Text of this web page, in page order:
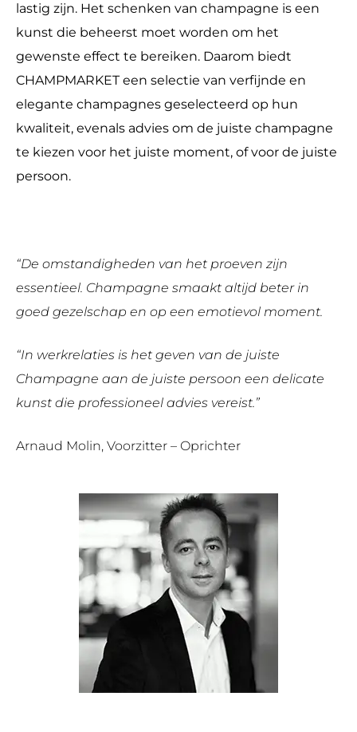
lastig zijn. Het schenken van champagne is een
kunst die beheerst moet worden om het
gewenste effect te bereiken. Daarom biedt
CHAMPMARKET een selectie van verfijnde en
elegante champagnes geselecteerd op hun
kwaliteit, evenals advies om de juiste champagne
te kiezen voor het juiste moment, of voor de juiste
persoon.
“De omstandigheden van het proeven zijn
essentieel. Champagne smaakt altijd beter in
goed gezelschap en op een emotievol moment.
“In werkrelaties is het geven van de juiste
Champagne aan de juiste persoon een delicate
kunst die professioneel advies vereist.”
Arnaud Molin, Voorzitter – Oprichter